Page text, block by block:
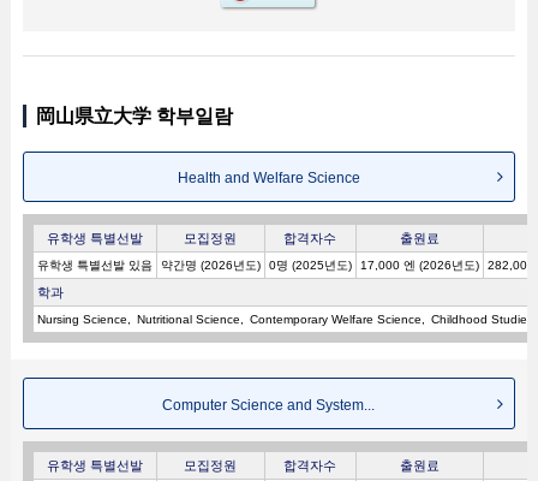
岡山県立大学 학부일람
Health and Welfare Science
유학생 특별선발 모집정원 합격자수 출원료
유학생 특별선발 있음 약간명 (2026년도) 0명 (2025년도) 17,000 엔 (2026년도) 282,000
학과
Nursing Science Nutritional Science Contemporary Welfare Science Childhood Studies
Computer Science and System...
유학생 특별선발 모집정원 합격자수 출원료